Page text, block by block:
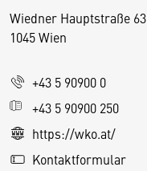
Wiedner Hauptstraße 63
1045 Wien
+43 5 90900 0
+43 5 90900 250
https://wko.at/
Kontaktformular
D
s
e
S
e